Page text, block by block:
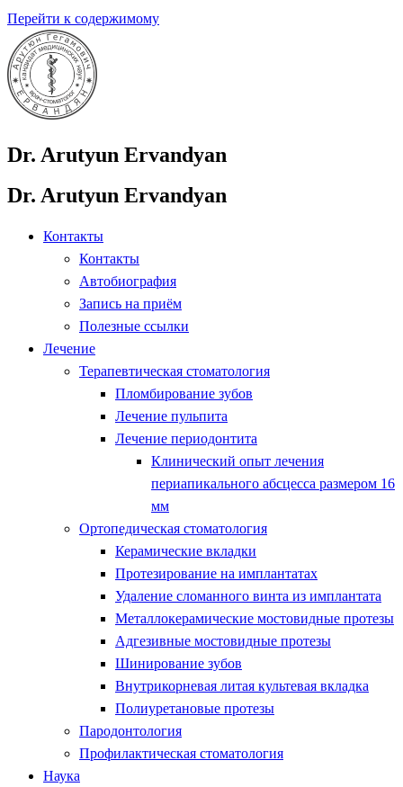
Перейти к содержимому
Dr. Arutyun Ervandyan
Dr. Arutyun Ervandyan
Контакты
Контакты
Автобиография
Запись на приём
Полезные ссылки
Лечение
Терапевтическая стоматология
Пломбирование зубов
Лечение пульпита
Лечение периодонтита
Клинический опыт лечения
периапикального абсцесса размером 16
мм
Ортопедическая стоматология
Керамические вкладки
Протезирование на имплантатах
Удаление сломанного винта из имплантата
Металлокерамические мостовидные протезы
Адгезивные мостовидные протезы
Шинирование зубов
Внутрикорневая литая культевая вкладка
Полиуретановые протезы
Пародонтология
Профилактическая стоматология
Наука